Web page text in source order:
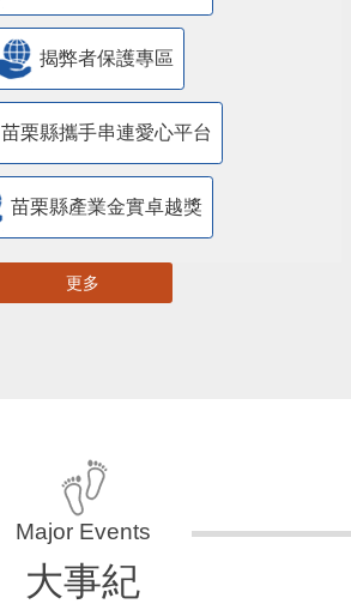
揭弊者保護專區
苗栗縣攜手串連愛心平台
苗栗縣產業金實卓越獎
更多
大事紀